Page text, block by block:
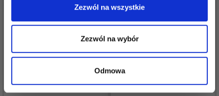
Zezwól na wszystkie
Zezwól na wybór
Odmowa